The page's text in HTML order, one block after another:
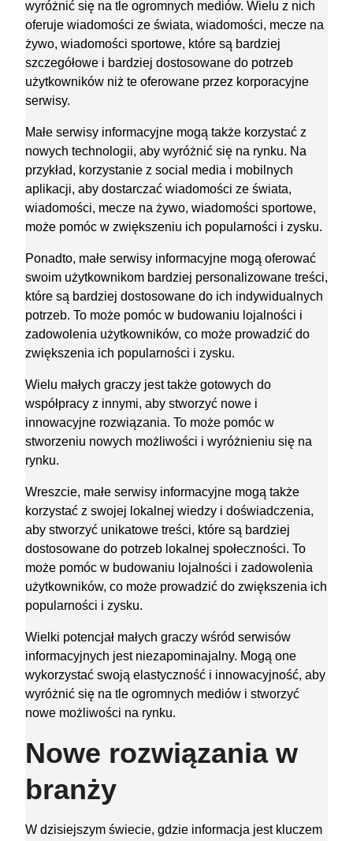
wyróżnić się na tle ogromnych mediów. Wielu z nich
oferuje wiadomości ze świata, wiadomości, mecze na
żywo, wiadomości sportowe, które są bardziej
szczegółowe i bardziej dostosowane do potrzeb
użytkowników niż te oferowane przez korporacyjne
serwisy.
Małe serwisy informacyjne mogą także korzystać z
nowych technologii, aby wyróżnić się na rynku. Na
przykład, korzystanie z social media i mobilnych
aplikacji, aby dostarczać wiadomości ze świata,
wiadomości, mecze na żywo, wiadomości sportowe,
może pomóc w zwiększeniu ich popularności i zysku.
Ponadto, małe serwisy informacyjne mogą oferować
swoim użytkownikom bardziej personalizowane treści,
które są bardziej dostosowane do ich indywidualnych
potrzeb. To może pomóc w budowaniu lojalności i
zadowolenia użytkowników, co może prowadzić do
zwiększenia ich popularności i zysku.
Wielu małych graczy jest także gotowych do
współpracy z innymi, aby stworzyć nowe i
innowacyjne rozwiązania. To może pomóc w
stworzeniu nowych możliwości i wyróżnieniu się na
rynku.
Wreszcie, małe serwisy informacyjne mogą także
korzystać z swojej lokalnej wiedzy i doświadczenia,
aby stworzyć unikatowe treści, które są bardziej
dostosowane do potrzeb lokalnej społeczności. To
może pomóc w budowaniu lojalności i zadowolenia
użytkowników, co może prowadzić do zwiększenia ich
popularności i zysku.
Wielki potencjał małych graczy wśród serwisów
informacyjnych jest niezapominajalny. Mogą one
wykorzystać swoją elastyczność i innowacyjność, aby
wyróżnić się na tle ogromnych mediów i stworzyć
nowe możliwości na rynku.
Nowe rozwiązania w
branży
W dzisiejszym świecie, gdzie informacja jest kluczem